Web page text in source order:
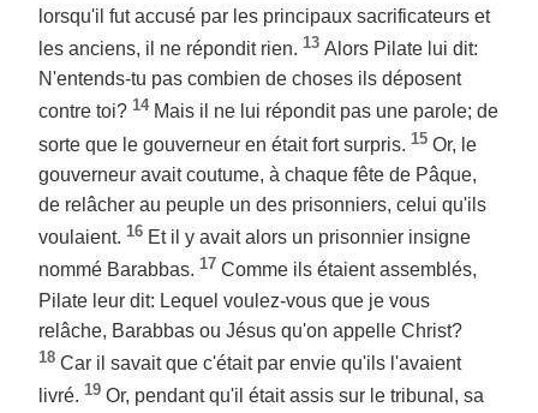
lorsqu'il fut accusé par les principaux sacrificateurs et
les anciens, il ne répondit rien. 13 Alors Pilate lui dit:
N'entends-tu pas combien de choses ils déposent
contre toi? 14 Mais il ne lui répondit pas une parole; de
sorte que le gouverneur en était fort surpris. 15 Or, le
gouverneur avait coutume, à chaque fête de Pâque,
de relâcher au peuple un des prisonniers, celui qu'ils
voulaient. 16 Et il y avait alors un prisonnier insigne
nommé Barabbas. 17 Comme ils étaient assemblés,
Pilate leur dit: Lequel voulez-vous que je vous
relâche, Barabbas ou Jésus qu'on appelle Christ?
18 Car il savait que c'était par envie qu'ils l'avaient
livré. 19 Or, pendant qu'il était assis sur le tribunal, sa